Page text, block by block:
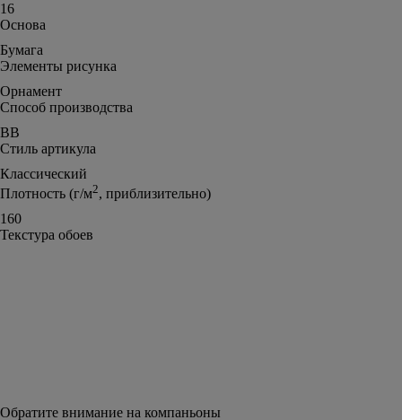
16
Основа
Бумага
Элементы рисунка
Орнамент
Способ производства
ВВ
Стиль артикула
Классический
Плотность (г/м2, приблизительно)
160
Текстура обоев
Обратите внимание на компаньоны